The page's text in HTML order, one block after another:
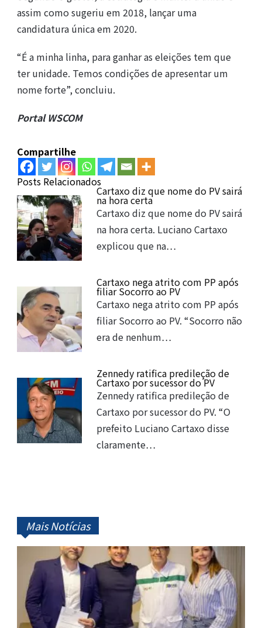
assim como sugeriu em 2018, lançar uma
candidatura única em 2020.
“É a minha linha, para ganhar as eleições tem que
ter unidade. Temos condições de apresentar um
nome forte”, concluiu.
Portal WSCOM
Compartilhe
Posts Relacionados
Cartaxo diz que nome do PV sairá
na hora certa
Cartaxo diz que nome do PV sairá
na hora certa. Luciano Cartaxo
explicou que na…
Cartaxo nega atrito com PP após
filiar Socorro ao PV
Cartaxo nega atrito com PP após
filiar Socorro ao PV. “Socorro não
era de nenhum…
Zennedy ratifica predileção de
Cartaxo por sucessor do PV
Zennedy ratifica predileção de
Cartaxo por sucessor do PV. “O
prefeito Luciano Cartaxo disse
claramente…
Mais Notícias